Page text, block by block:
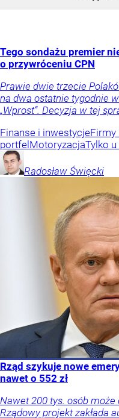
Tego sondażu premier
o przywróceniu CPN
Prawie dwie trzecie
na dwa ostatnie tygodnie
„Wprost”. Decyzja w tej
Finanse i inwestycjeFirmy
portfelMotoryzacjaTylko u
Radosław Święcki
Rząd szykuje nowe
nawet o 552 zł
Nawet 200 tys. osób
Rządowy projekt zakłada